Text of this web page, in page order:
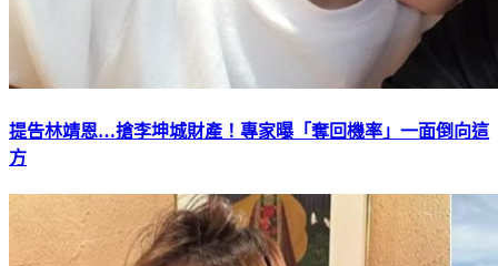
提告林靖恩…搶李坤城財產！專家曝「奪回機率」一面倒向這
方